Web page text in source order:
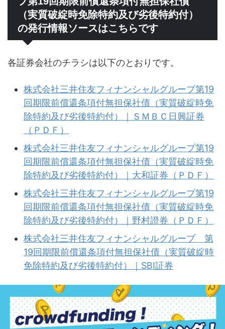
（実質破綻時免除特約及び劣後特約付）
の発行情報ソースはこちらです
各証券会社のチラシは以下のとおりです。
株式会社三井住友フィナンシャルグループ第19
回期限前償還条項付無担保社債（実質破綻時免
除特約及び劣後特約付）｜ＳＭＢＣ日興証券
（ＰＤＦ）
株式会社三井住友フィナンシャルグループ第19
回期限前償還条項付無担保社債（実質破綻時免
除特約及び劣後特約付）｜大和証券（ＰＤＦ）
株式会社三井住友フィナンシャルグループ第19
回期限前償還条項付無担保社債（実質破綻時免
除特約及び劣後特約付）｜野村證券（ＰＤＦ）
株式会社三井住友フィナンシャルグループ 第
19回期限前償還条項付無担保社債（実質破綻時
免除特約及び劣後特約付）｜SBI証券